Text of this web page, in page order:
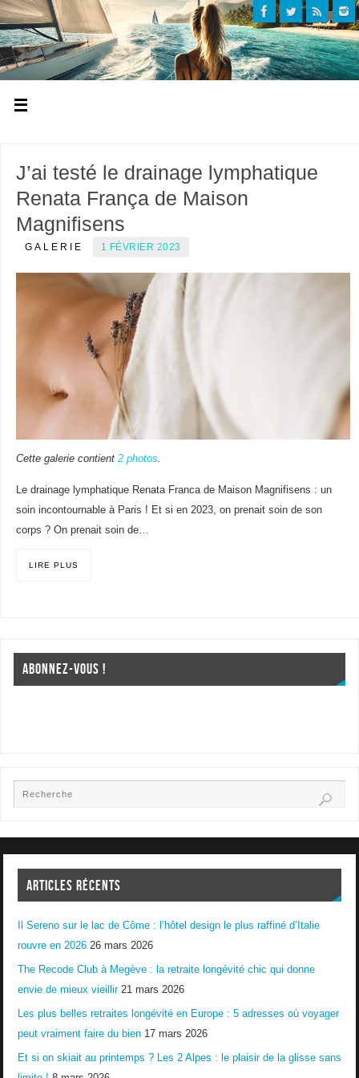
J’ai testé le drainage lymphatique
Renata França de Maison
Magnifisens
GALERIE 1 FÉVRIER 2023
Cette galerie contient 2 photos.
Le drainage lymphatique Renata Franca de Maison Magnifisens : un
soin incontournable à Paris ! Et si en 2023, on prenait soin de son
corps ? On prenait soin de…
LIRE PLUS
ABONNEZ-VOUS !
ARTICLES RÉCENTS
Il Sereno sur le lac de Côme : l’hôtel design le plus raffiné d’Italie
rouvre en 2026 26 mars 2026
The Recode Club à Megève : la retraite longévité chic qui donne
envie de mieux vieillir 21 mars 2026
Les plus belles retraites longévité en Europe : 5 adresses où voyager
peut vraiment faire du bien 17 mars 2026
Et si on skiait au printemps ? Les 2 Alpes : le plaisir de la glisse sans